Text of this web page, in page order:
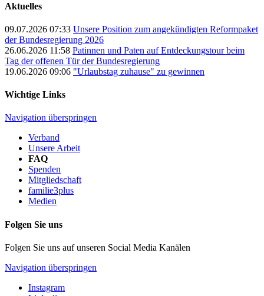
Aktuelles
09.07.2026 07:33 Unsere Position zum angekündigten Reformpaket
der Bundesregierung 2026
26.06.2026 11:58 Patinnen und Paten auf Entdeckungstour beim
Tag der offenen Tür der Bundesregierung
19.06.2026 09:06 "Urlaubstag zuhause" zu gewinnen
Wichtige Links
Navigation überspringen
Verband
Unsere Arbeit
FAQ
Spenden
Mitgliedschaft
familie3plus
Medien
Folgen Sie uns
Folgen Sie uns auf unseren Social Media Kanälen
Navigation überspringen
Instagram